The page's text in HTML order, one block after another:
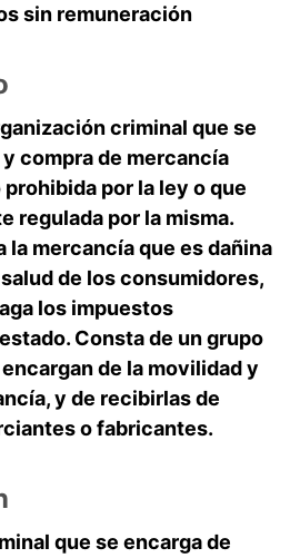
sin remuneración
criminal que se
compra de mercancía
por la ley o que
regulada por la misma.
la mercancía que es dañina
de los consumidores,
los impuestos
Consta de un grupo
de la movilidad y
y de recibirlas de
o fabricantes.
que se encarga de